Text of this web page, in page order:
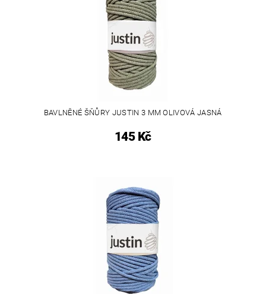
BAVLNĚNÉ ŠŇŮRY JUSTIN 3 MM OLIVOVÁ JASNÁ
145 Kč